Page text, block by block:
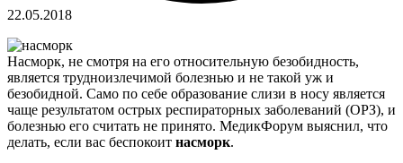
22.05.2018
Насморк, не смотря на его относительную безобидность,
является трудноизлечимой болезнью и не такой уж и
безобидной. Само по себе образование слизи в носу является
чаще результатом острых респираторных заболеваний (ОРЗ), и
болезнью его считать не принято. МедикФорум выяснил, что
делать, если вас беспокоит насморк.